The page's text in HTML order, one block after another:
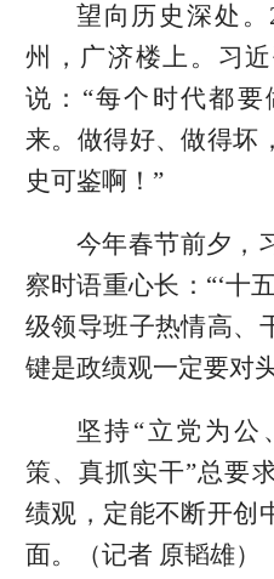
望向历史深处。
州，广济楼上。习
说：“每个时代都
来。做得好、做得坏
史可鉴啊！”
今年春节前夕，
察时语重心长：“‘十
级领导班子热情高、
键是政绩观一定要对
坚持“立党为公
策、真抓实干”总要
绩观，定能不断开创
面。（记者 原韬雄）